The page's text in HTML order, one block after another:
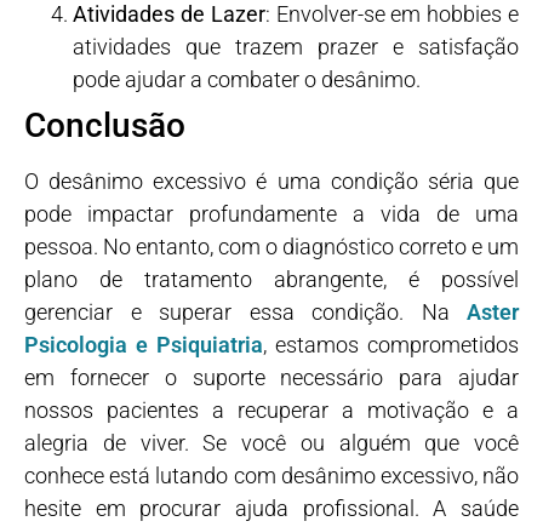
Atividades de Lazer: Envolver-se em hobbies e
atividades que trazem prazer e satisfação
pode ajudar a combater o desânimo.
Conclusão
O desânimo excessivo é uma condição séria que
pode impactar profundamente a vida de uma
pessoa. No entanto, com o diagnóstico correto e um
plano de tratamento abrangente, é possível
gerenciar e superar essa condição. Na Aster
Psicologia e Psiquiatria, estamos comprometidos
em fornecer o suporte necessário para ajudar
nossos pacientes a recuperar a motivação e a
alegria de viver. Se você ou alguém que você
conhece está lutando com desânimo excessivo, não
hesite em procurar ajuda profissional. A saúde